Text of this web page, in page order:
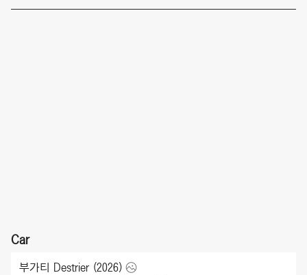
Car
부가티 Destrier (2026)